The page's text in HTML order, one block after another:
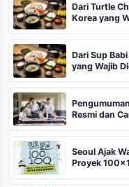
Dari Turtle
Korea yang
Dari Sup
yang Wajib
Resmi dan
Seoul Ajak
Proyek